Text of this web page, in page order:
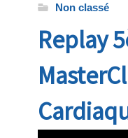
Non classé
Replay